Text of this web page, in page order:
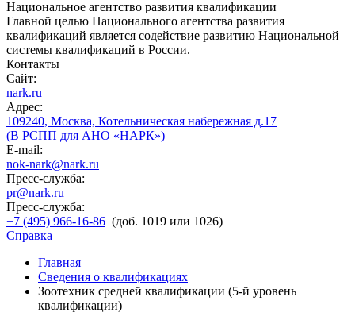
Национальное агентство развития квалификации
Главной целью Национального агентства развития
квалификаций является содействие развитию Национальной
системы квалификаций в России.
Контакты
Сайт:
nark.ru
Адрес:
109240, Москва, Котельническая набережная д.17
(В РСПП для АНО «НАРК»)
E-mail:
nok-nark@nark.ru
Пресс-служба:
pr@nark.ru
Пресс-служба:
+7 (495) 966-16-86 (доб. 1019 или 1026)
Справка
Главная
Сведения о квалификациях
Зоотехник средней квалификации (5-й уровень
квалификации)